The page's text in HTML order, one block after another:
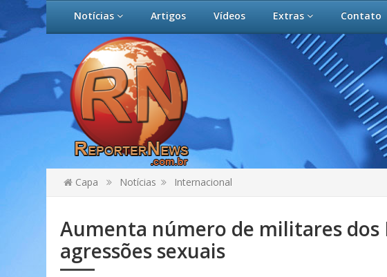
Notícias Artigos Vídeos Extras Contato
Capa Notícias Internacional
Aumenta número de militares dos
agressões sexuais